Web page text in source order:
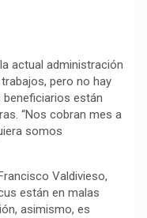
actual administración
pero no hay
están
“Nos cobran mes a
somos
Valdivieso,
están en malas
asimismo, es